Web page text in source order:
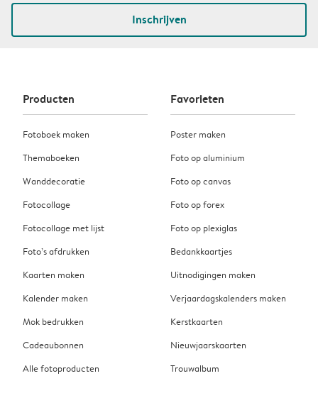
Inschrijven
Producten
Fotoboek maken
Themaboeken
Wanddecoratie
Fotocollage
Fotocollage met lijst
Foto’s afdrukken
Kaarten maken
Kalender maken
Mok bedrukken
Cadeaubonnen
Alle fotoproducten
Favorieten
Poster maken
Foto op aluminium
Foto op canvas
Foto op forex
Foto op plexiglas
Bedankkaartjes
Uitnodigingen maken
Verjaardagskalenders maken
Kerstkaarten
Nieuwjaarskaarten
Trouwalbum